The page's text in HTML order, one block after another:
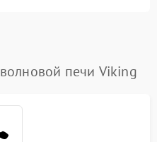
печи Viking